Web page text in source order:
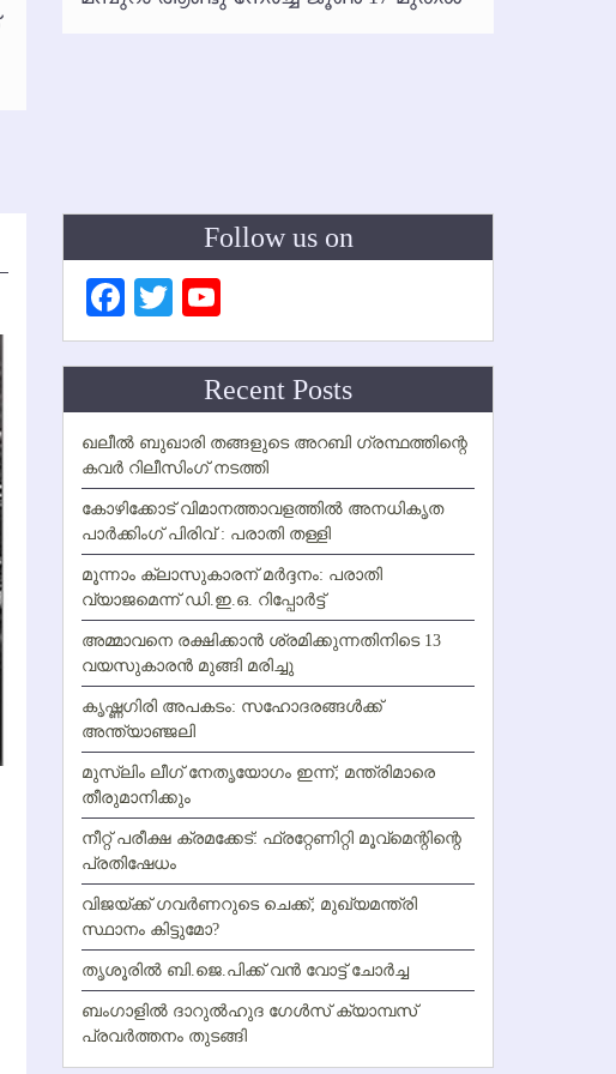
Follow us on
Facebook
Twitter
Channel
Recent Posts
ഖലീല്‍ ബുഖാരി തങ്ങളുടെ അറബി ഗ്രന്ഥത്തിന്റെ
കവര്‍ റിലീസിംഗ് നടത്തി
കോഴിക്കോട് വിമാനത്താവളത്തില്‍ അനധികൃത
പാര്‍ക്കിംഗ് പിരിവ് : പരാതി തള്ളി
മൂന്നാം ക്ലാസുകാരന് മര്‍ദ്ദനം: പരാതി
വ്യാജമെന്ന് ഡി.ഇ.ഒ. റിപ്പോര്‍ട്ട്
അമ്മാവനെ രക്ഷിക്കാന്‍ ശ്രമിക്കുന്നതിനിടെ 13
വയസുകാരന്‍ മുങ്ങി മരിച്ചു
കൃഷ്ണഗിരി അപകടം: സഹോദരങ്ങള്‍ക്ക്
അന്ത്യാഞ്ജലി
മുസ്ലിം ലീഗ് നേതൃയോഗം ഇന്ന്; മന്ത്രിമാരെ
തീരുമാനിക്കും
നീറ്റ് പരീക്ഷ ക്രമക്കേട്: ഫ്രറ്റേണിറ്റി മൂവ്‌മെന്റിന്റെ
പ്രതിഷേധം
വിജയ്ക്ക് ഗവര്‍ണറുടെ ചെക്ക്; മുഖ്യമന്ത്രി
സ്ഥാനം കിട്ടുമോ?
തൃശൂരില്‍ ബി.ജെ.പിക്ക് വന്‍ വോട്ട് ചോര്‍ച്ച
ബംഗാളില്‍ ദാറുല്‍ഹുദ ഗേള്‍സ് ക്യാമ്പസ്
പ്രവര്‍ത്തനം തുടങ്ങി